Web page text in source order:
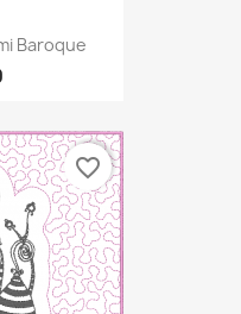
Baroque
favorite_border